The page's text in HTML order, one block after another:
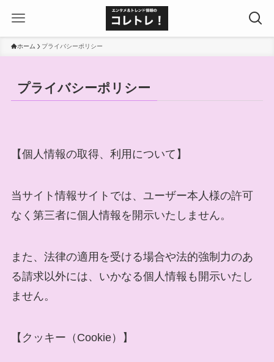
ホーム プライバシーポリシー
プライバシーポリシー
【個人情報の取得、利用について】
当サイト情報サイトでは、ユーザー本人様の許可
なく第三者に個人情報を開示いたしません。
また、法律の適用を受ける場合や法的強制力のあ
る請求以外には、いかなる個人情報も開示いたし
ません。
【クッキー（Cookie）】